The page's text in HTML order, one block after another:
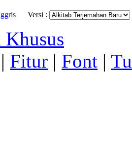
Versi :
Khusus
| Fitur | Font |